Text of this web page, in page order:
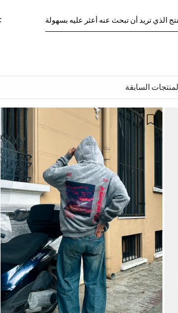
السابقة